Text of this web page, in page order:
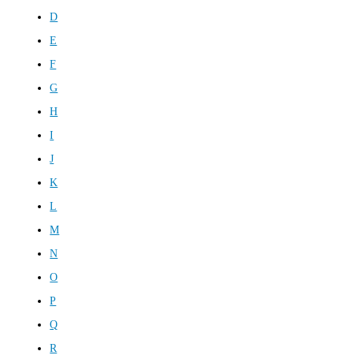
D
E
F
G
H
I
J
K
L
M
N
O
P
Q
R